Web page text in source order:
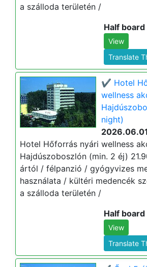
a szálloda területén /
Half board
View
Translate
✔️ Hotel
wellness
night)
Hotel Hőforrás nyári wellness
Hajdúszoboszlón (min. 2 éj)
ártól / félpanzió / gyógyvizes
használata / kültéri medencék
a szálloda területén /
Half board
View
Translate